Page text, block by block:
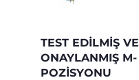
TEST EDILMIŞ VE
ONAYLANMIŞ M-
POZISYONU